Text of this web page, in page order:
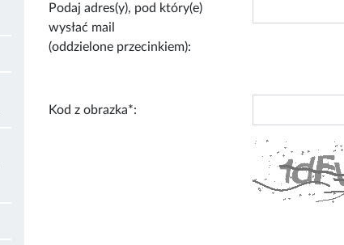
Podaj adres(y), pod który(e)
wysłać mail
(oddzielone przecinkiem):
Kod z obrazka*: